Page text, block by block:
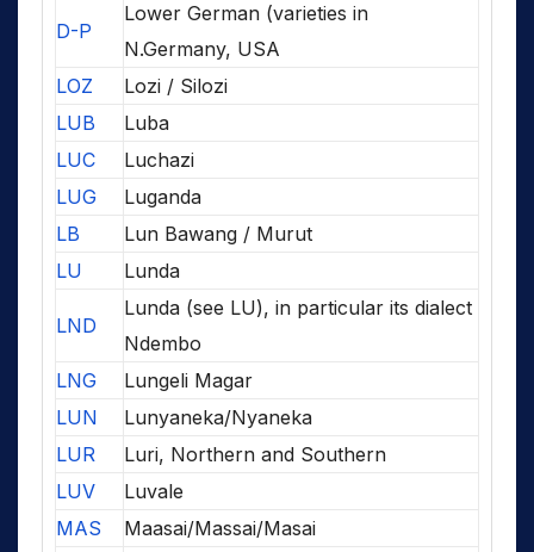
D-P
Lower German (varieties in
N.Germany, USA
LOZ
Lozi / Silozi
LUB
Luba
LUC
Luchazi
LUG
Luganda
LB
Lun Bawang / Murut
LU
Lunda
LND
Lunda (see LU), in particular its dialect
Ndembo
LNG
Lungeli Magar
LUN
Lunyaneka/Nyaneka
LUR
Luri, Northern and Southern
LUV
Luvale
MAS
Maasai/Massai/Masai